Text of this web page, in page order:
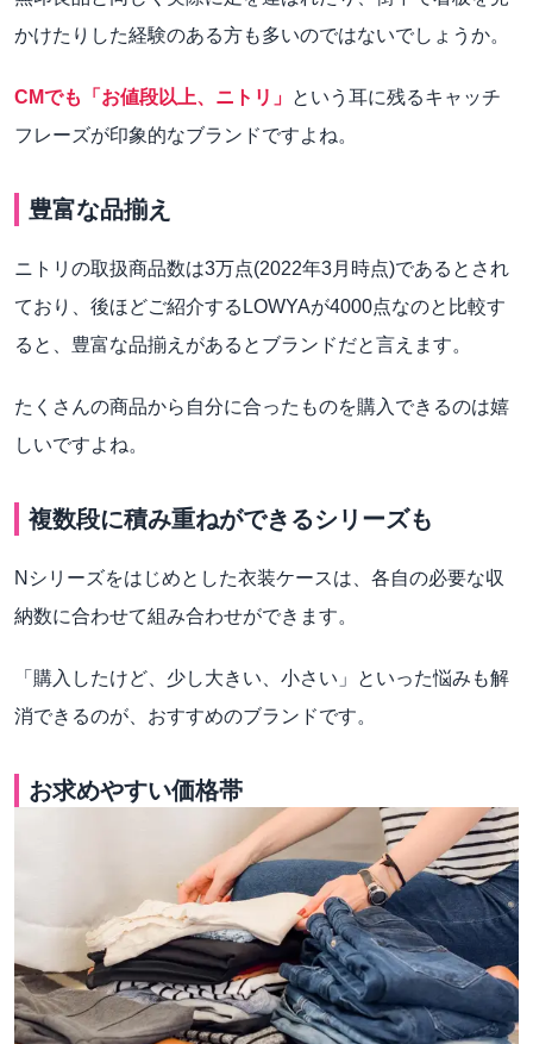
かけたりした経験のある方も多いのではないでしょうか。
CMでも「お値段以上、ニトリ」 という耳に残るキャッチ
フレーズが印象的なブランドですよね。
豊富な品揃え
ニトリの取扱商品数は3万点(2022年3月時点)であるとされ
ており、後ほどご紹介するLOWYAが4000点なのと比較す
ると、豊富な品揃えがあるとブランドだと言えます。
たくさんの商品から自分に合ったものを購入できるのは嬉
しいですよね。
複数段に積み重ねができるシリーズも
Nシリーズをはじめとした衣装ケースは、各自の必要な収
納数に合わせて組み合わせができます。
「購入したけど、少し大きい、小さい」といった悩みも解
消できるのが、おすすめのブランドです。
お求めやすい価格帯